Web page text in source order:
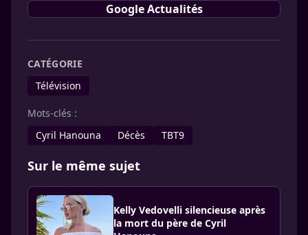
Google Actualités
CATÉGORIE
Télévision
Mots-clés :
Cyril Hanouna
Décès TBT9
Sur le même sujet
Kelly Vedovelli silencieuse après
la mort du père de Cyril